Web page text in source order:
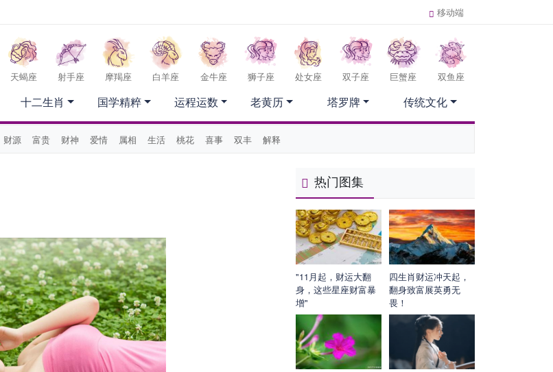
移动端
天蝎座 射手座 摩羯座 白羊座 金牛座 狮子座 处女座 双子座 巨蟹座 双鱼座
财源 富贵 财神 爱情 属相 生活 桃花 喜事 双丰 解释
十二生肖 国学精粹 运程运数 老黄历 塔罗牌 传统文化
热门图集
"11月起，财运大翻
身，这些星座财富暴
增"
四生肖财运冲天起，
翻身致富展英勇无
畏！